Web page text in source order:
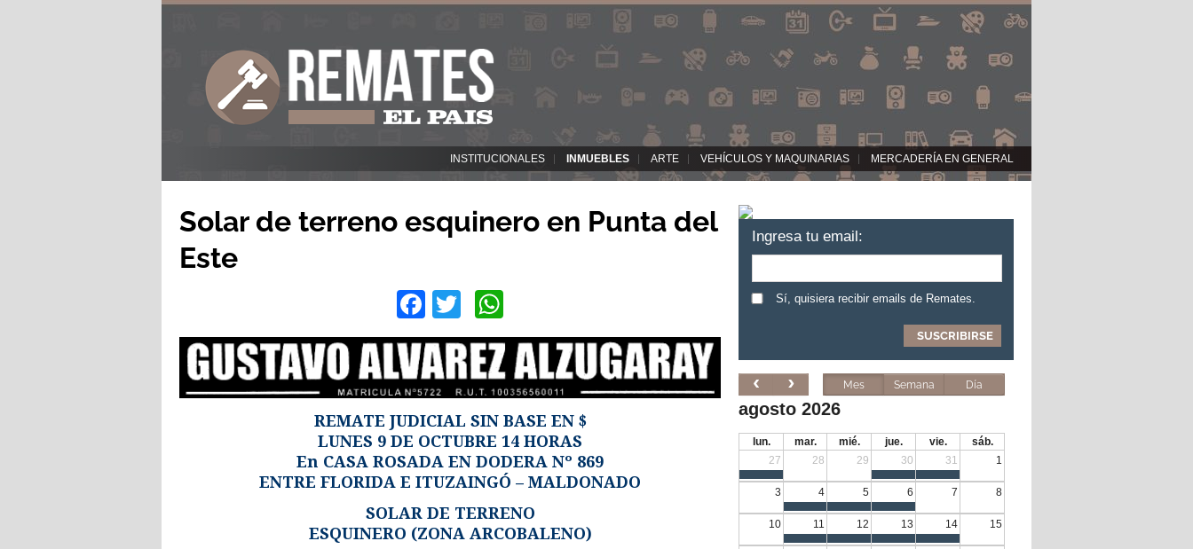
INSTITUCIONALES INMUEBLES ARTE VEHÍCULOS Y MAQUINARIAS MERCADERÍA EN GENERAL
Solar de terreno esquinero en Punta del
Este
Facebook
Twitter
REMATE JUDICIAL SIN BASE EN $
LUNES 9 DE OCTUBRE 14 HORAS
En CASA ROSADA EN DODERA Nº 869
ENTRE FLORIDA E ITUZAINGÓ – MALDONADO
SOLAR DE TERRENO
ESQUINERO (ZONA ARCOBALENO)
Ingresa tu email:
Sí, quisiera recibir emails de Remates.
Mes Semana Día
agosto 2026
lun. mar. mié. jue. vie.
sáb.
27
28 29 30 31 1
3 4 5 6 7 8
10 11 12 13 14 15